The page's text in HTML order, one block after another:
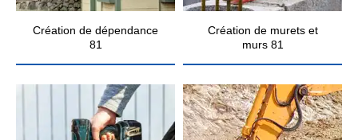
Création de dépendance
81
Création de murets et
murs 81